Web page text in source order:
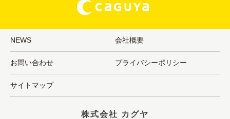
NEWS 会社概要
お問い合わせ プライバシーポリシー
サイトマップ
株式会社 カグヤ